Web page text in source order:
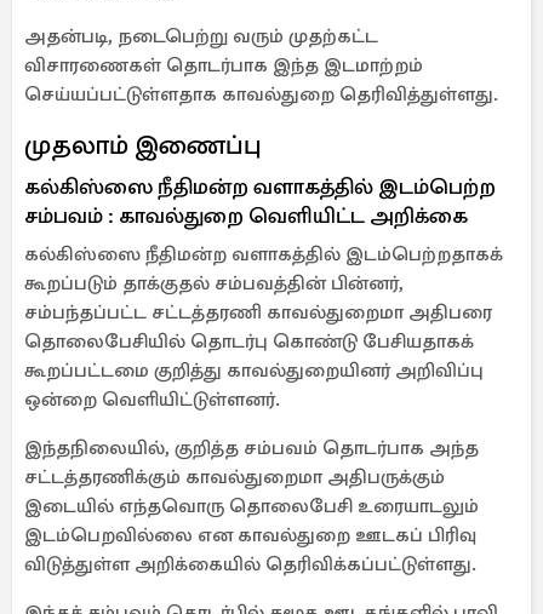
அதன்படி, நடைபெற்று வரும் முதற்கட்ட
விசாரணைகள் தொடர்பாக இந்த இடமாற்றம்
செய்யப்பட்டுள்ளதாக காவல்துறை தெரிவித்துள்ளது.
முதலாம் இணைப்பு
கல்கிஸ்ஸை நீதிமன்ற வளாகத்தில் இடம்பெற்ற
சம்பவம் : காவல்துறை வெளியிட்ட அறிக்கை
கல்கிஸ்ஸை நீதிமன்ற வளாகத்தில் இடம்பெற்றதாகக்
கூறப்படும் தாக்குதல் சம்பவத்தின் பின்னர்,
சம்பந்தப்பட்ட சட்டத்தரணி காவல்துறைமா அதிபரை
தொலைபேசியில் தொடர்பு கொண்டு பேசியதாகக்
கூறப்பட்டமை குறித்து காவல்துறையினர் அறிவிப்பு
ஒன்றை வெளியிட்டுள்ளனர்.
இந்தநிலையில், குறித்த சம்பவம் தொடர்பாக அந்த
சட்டத்தரணிக்கும் காவல்துறைமா அதிபருக்கும்
இடையில் எந்தவொரு தொலைபேசி உரையாடலும்
இடம்பெறவில்லை என காவல்துறை ஊடகப் பிரிவு
விடுத்துள்ள அறிக்கையில் தெரிவிக்கப்பட்டுள்ளது.